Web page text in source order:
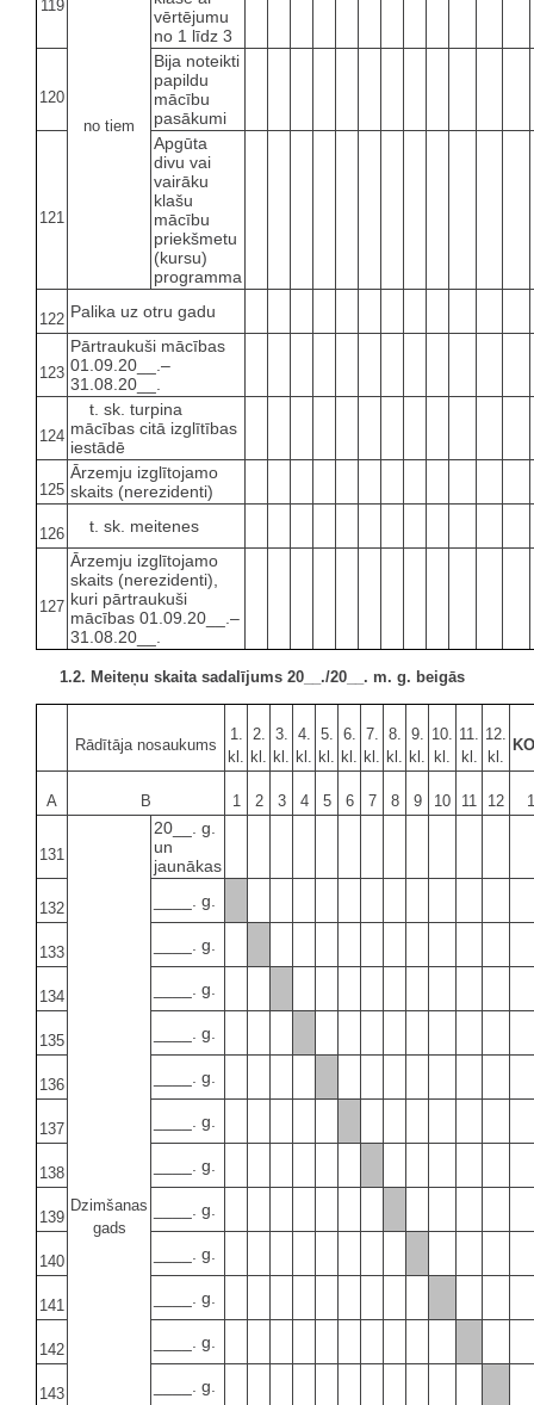
119
no tiem
vērtējumu
no 1 līdz 3
120
Bija noteikti
papildu
mācību
pasākumi
121
Apgūta
divu vai
vairāku
klašu
mācību
priekšmetu
(kursu)
programma
122 Palika uz otru gadu
123
Pārtraukuši mācības
01.09.20__.–
31.08.20__.
124
t. sk. turpina
mācības citā izglītības
iestādē
125
Ārzemju izglītojamo
skaits (nerezidenti)
126 t. sk. meitenes
127
Ārzemju izglītojamo
skaits (nerezidenti),
kuri pārtraukuši
mācības 01.09.20__.–
31.08.20__.
1.2. Meiteņu skaita sadalījums 20__./20__. m. g. beigās
Rādītāja nosaukums
1.
kl.
2.
kl.
3.
kl.
4.
kl.
5.
kl.
6.
kl.
7.
kl.
8.
kl.
9.
kl.
10.
kl.
11.
kl.
12.
kl.
A B 1 2 3 4 5 6 7 8 9 10 11 12
131
Dzimšanas
gads
20__. g.
un
jaunākas
132 ____. g.
133 ____. g.
134 ____. g.
135 ____. g.
136 ____. g.
137 ____. g.
138 ____. g.
139 ____. g.
140 ____. g.
141 ____. g.
142 ____. g.
143 ____. g.